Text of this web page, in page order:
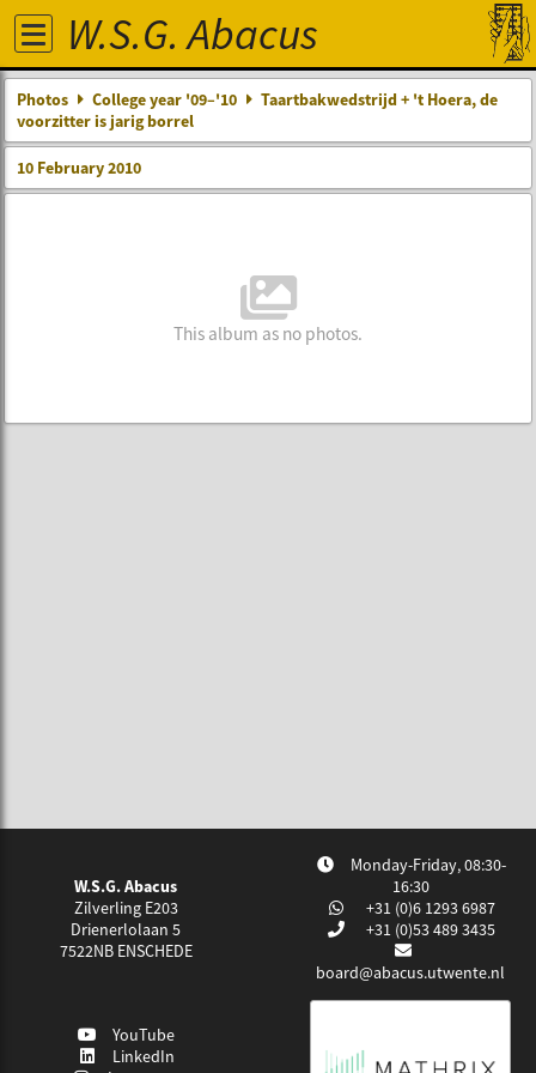
W.S.G. Abacus
Photos College year '09–'10
Taartbakwedstrijd + 't Hoera, de
voorzitter is jarig borrel
10 February 2010
This album as no photos.
W.S.G. Abacus
Zilverling E203
Drienerlolaan 5
7522NB ENSCHEDE
Monday-Friday, 08:30-
16:30
+31 (0)6 1293 6987
+31 (0)53 489 3435
board@abacus.utwente.nl
YouTube
LinkedIn